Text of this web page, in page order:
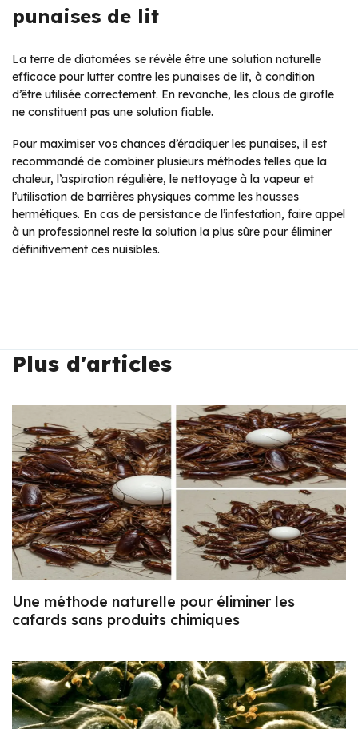
punaises de lit
La terre de diatomées se révèle être une solution naturelle
efficace pour lutter contre les punaises de lit, à condition
d’être utilisée correctement. En revanche, les clous de girofle
ne constituent pas une solution fiable.
Pour maximiser vos chances d’éradiquer les punaises, il est
recommandé de combiner plusieurs méthodes telles que la
chaleur, l’aspiration régulière, le nettoyage à la vapeur et
l’utilisation de barrières physiques comme les housses
hermétiques. En cas de persistance de l’infestation, faire appel
à un professionnel reste la solution la plus sûre pour éliminer
définitivement ces nuisibles.
Plus d'articles
Une méthode naturelle pour éliminer les
cafards sans produits chimiques